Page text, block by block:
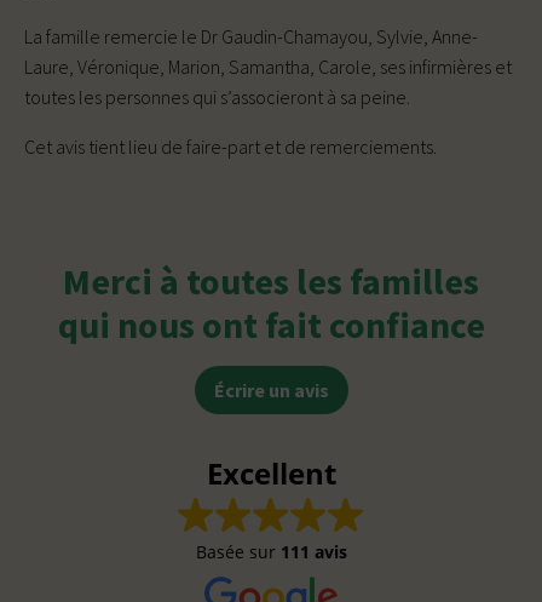
La famille remercie le Dr Gaudin-Chamayou, Sylvie, Anne-
Laure, Véronique, Marion, Samantha, Carole, ses infirmières et
toutes les personnes qui s’associeront à sa peine.
Cet avis tient lieu de faire-part et de remerciements.
Merci à toutes les familles
qui nous ont fait confiance
Écrire un avis
Excellent
Basée sur 111 avis